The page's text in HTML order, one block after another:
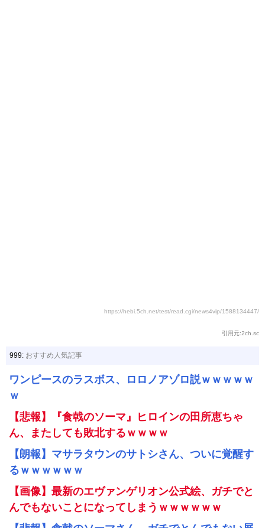
https://hebi.5ch.net/test/read.cgi/news4vip/1588134447/
引用元:2ch.sc
999: おすすめ人気記事
ワンピースのラスボス、ロロノアゾロ説ｗｗｗｗｗ
ｗ
【悲報】『食戟のソーマ』ヒロインの田所恵ちゃ
ん、またしても敗北するｗｗｗｗ
【朗報】マサラタウンのサトシさん、ついに覚醒す
るｗｗｗｗｗｗ
【画像】最新のエヴァンゲリオン公式絵、ガチでと
んでもないことになってしまうｗｗｗｗｗｗ